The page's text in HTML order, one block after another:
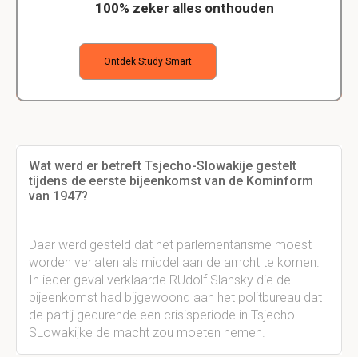
100% zeker alles onthouden
Ontdek Study Smart
Wat werd er betreft Tsjecho-Slowakije gestelt
tijdens de eerste bijeenkomst van de Kominform
van 1947?
Daar werd gesteld dat het parlementarisme moest
worden verlaten als middel aan de amcht te komen.
In ieder geval verklaarde RUdolf Slansky die de
bijeenkomst had bijgewoond aan het politbureau dat
de partij gedurende een crisisperiode in Tsjecho-
SLowakijke de macht zou moeten nemen.